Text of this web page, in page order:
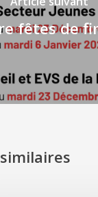
fêtes de